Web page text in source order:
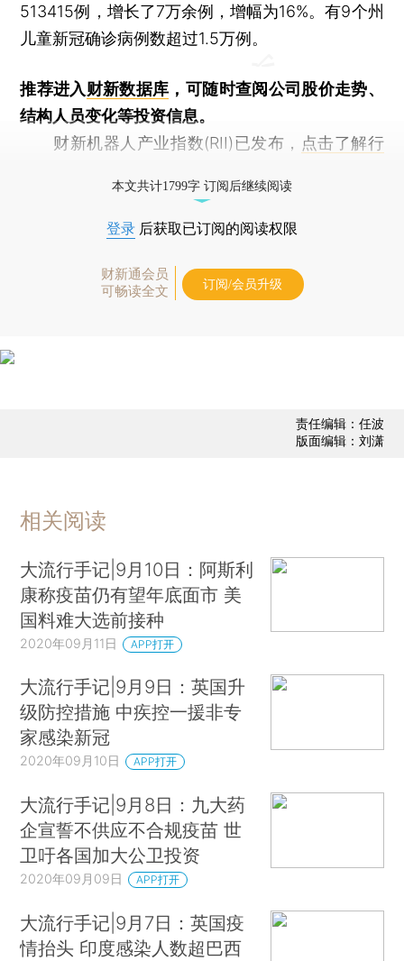
513415例，增长了7万余例，增幅为16%。有9个州
儿童新冠确诊病例数超过1.5万例。
推荐进入财新数据库 ，可随时查阅公司股价走势、
结构人员变化等投资信息。
财新机器人产业指数(RII)已发布， 点击了解行
本文共计1799字 订阅后继续阅读
登录 后获取已订阅的阅读权限
财新通会员
可畅读全文
订阅/会员升级
责任编辑：任波
版面编辑：刘潇
相关阅读
大流行手记|9月10日：阿斯利
康称疫苗仍有望年底面市 美
国料难大选前接种
2020年09月11日 APP打开
大流行手记|9月9日：英国升
级防控措施 中疾控一援非专
家感染新冠
2020年09月10日 APP打开
大流行手记|9月8日：九大药
企宣誓不供应不合规疫苗 世
卫吁各国加大公卫投资
2020年09月09日 APP打开
大流行手记|9月7日：英国疫
情抬头 印度感染人数超巴西